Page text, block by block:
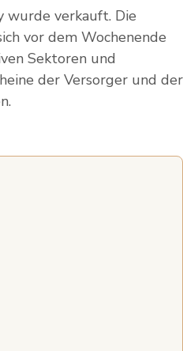
wurde verkauft. Die
vor dem Wochenende
Sektoren und
der Versorger und der